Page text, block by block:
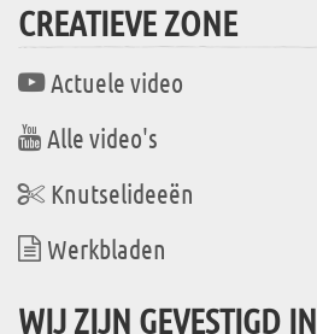
CREATIEVE ZONE
Actuele video
Alle video's
Knutselideeën
Werkbladen
WIJ ZIJN GEVESTIGD IN